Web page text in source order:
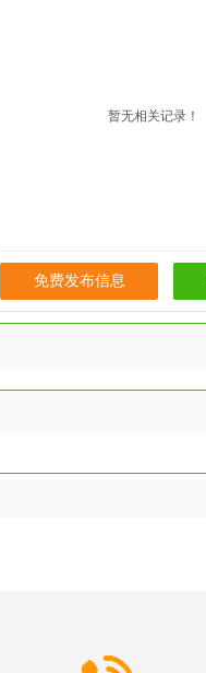
暂无相关记录！
免费发布信息